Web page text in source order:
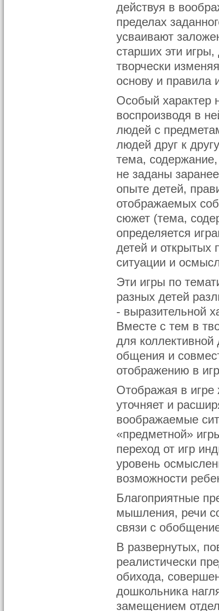
действуя в
пределах
усваивают
старших эти игры,
творчески
основу и правила
Особый характер
воспроизводя в
людей с
людей друг к
тема,
не заданы
опыте детей,
отображаемых
сюжет (тема,
определяется
детей и открытых
ситуации и
Эти игры по
разных детей
- выразительной
Вместе с тем в
для коллективной
общения и
отображению в
Отображая в игре
уточняет и
воображаемые
«предметной»
переход от игр
уровень
возможности
Благоприятные
мышления, речи
связи с
В развернутых,
реалистически
обихода,
дошкольника
замещением